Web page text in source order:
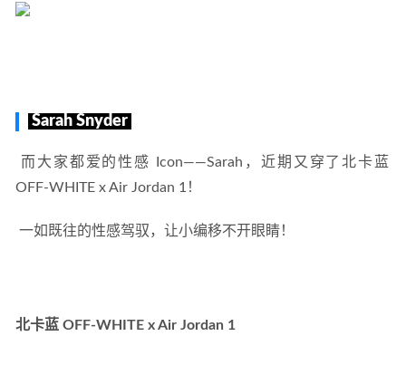
Sarah Snyder
OFF-WHITE​ x Air Jordan 1！
一如既往的性感驾驭，让小编移不开眼睛！
北卡蓝 OFF-WHITE​ x Air Jordan 1